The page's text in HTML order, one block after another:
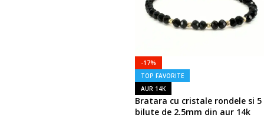
-17%
TOP FAVORITE
AUR 14K
Bratara cu cristale rondele si 5
bilute de 2.5mm din aur 14k